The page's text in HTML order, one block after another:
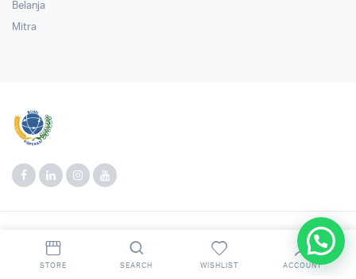
Belanja
Mitra
Copyright 2022 © Kopearsi Bumi. All right reserved. Powered by
Agro Media
STORE SEARCH WISHLIST ACCOUNT